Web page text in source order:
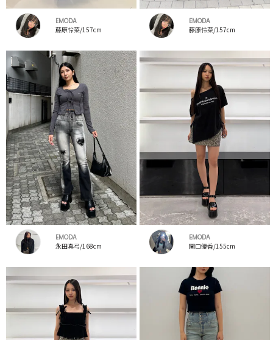
EMODA
藤原怜菜/157cm
EMODA
藤原怜菜/157cm
EMODA
永田真弓/168cm
EMODA
関口優香/155cm